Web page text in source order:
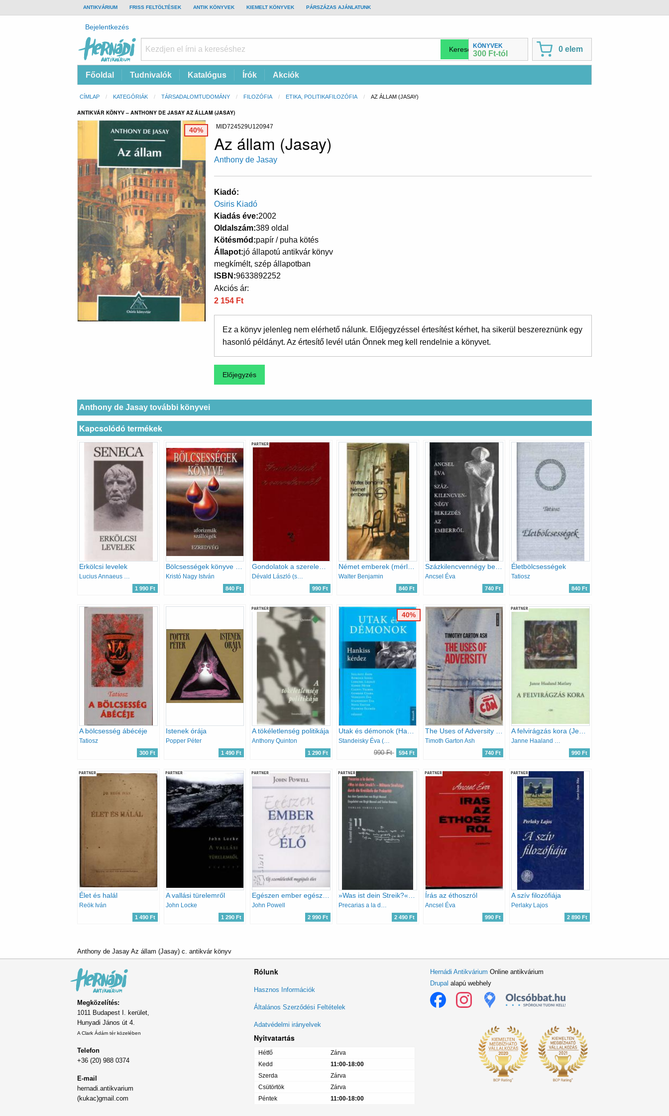
TOP
BAR
ANTIKVÁRIUM FRISS FELTÖLTÉSEK ANTIK KÖNYVEK KIEMELT KÖNYVEK PÁRSZÁZAS AJÁNLATUNK
Felhasználói
fiók
menüje
Bejelentkezés
Antikvárium
Online
KÖNYVEK
300 Ft-tól
0 elem
Fő
navigáció
Főoldal Tudnivalók Katalógus Írók Akciók
Morzsa
CÍMLAP KATEGÓRIÁK TÁRSADALOMTUDOMÁNY FILOZÓFIA ETIKA, POLITIKAFILOZÓFIA CURRENT:
AZ ÁLLAM (JASAY)
ANTIKVÁR KÖNYV – ANTHONY DE JASAY AZ ÁLLAM (JASAY)
40% MID724529U120947
Az állam (Jasay)
Anthony de Jasay
Kiadó
Osiris Kiadó
Kiadás éve 2002
Oldalszám 389 oldal
Kötésmód papír / puha kötés
Állapot jó állapotú antikvár könyv
megkímélt, szép állapotban
ISBN 9633892252
Akciós ár:
2 154 Ft
Ez a könyv jelenleg nem elérhető nálunk. Előjegyzéssel értesítést kérhet, ha sikerül beszereznünk egy
hasonló példányt. Az értesítő levél után Önnek meg kell rendelnie a könyvet.
Anthony de Jasay további könyvei
Kapcsolódó termékek
Erkölcsi levelek
Lucius Annaeus Seneca
1 990 Ft
Bölcsességek könyve III. - aforizmák, szállóigék
Kristó Nagy István
840 Ft
PARTNER
Gondolatok a szerelemről
Dévald László (szerk.)
990 Ft
Német emberek (mérleg)
Walter Benjamin
840 Ft
Százkilencvennégy bekezdés az emberről
Ancsel Éva
740 Ft
Életbölcsességek
Tatiosz
840 Ft
A bölcsesség ábécéje
Tatiosz
300 Ft
Istenek órája
Popper Péter
1 490 Ft
PARTNER
A tökéletlenség politikája
Anthony Quinton
1 290 Ft
Standeisky Éva (szerk.)
990 Ft 594 Ft
40%
Timoth Garton Ash
740 Ft
PARTNER
Janne Haaland Matlary
990 Ft
PARTNER
Élet és halál
Reök Iván
1 490 Ft
PARTNER
A vallási türelemről
John Locke
1 290 Ft
PARTNER
John Powell
2 990 Ft
PARTNER
2 490 Ft
PARTNER
Írás az éthoszról
Ancsel Éva
990 Ft
PARTNER
A szív filozófiája
Perlaky Lajos
2 890 Ft
Anthony de Jasay Az állam (Jasay) c. antikvár könyv
Megközelítés:
1011 Budapest I. kerület,
Hunyadi János út 4.
A Clark Ádám tér közelében
Telefon
+36 (20) 988 0374
E-mail
hernadi.antikvarium
(kukac)gmail.com
Rólunk
Lábléc
menü
Hasznos Információk
Általános Szerződési Feltételek
Adatvédelmi irányelvek
Nyitvatartás
Hétfő
Zárva
Kedd
11:00-18:00
Szerda
Zárva
Csütörtök
Zárva
Péntek
11:00-18:00
Hernádi Antikvárium Online antikvárium
Drupal alapú webhely